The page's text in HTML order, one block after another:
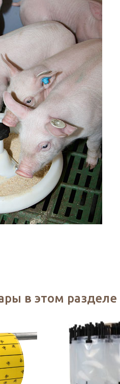
в этом разделе